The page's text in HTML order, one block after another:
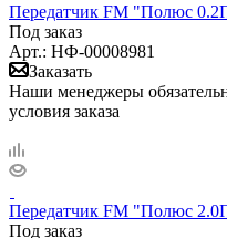
Передатчик FM "Полюс
Под заказ
Арт.: НФ-00008981
Заказать
Наши менеджеры
условия заказа
Передатчик FM "Полюс
Под заказ